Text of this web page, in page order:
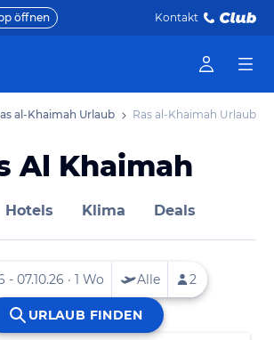
öffnen Kontakt
al-Khaimah Urlaub Ras al-Khaimah Urlaub
Al Khaimah
Hotels Klima Deals